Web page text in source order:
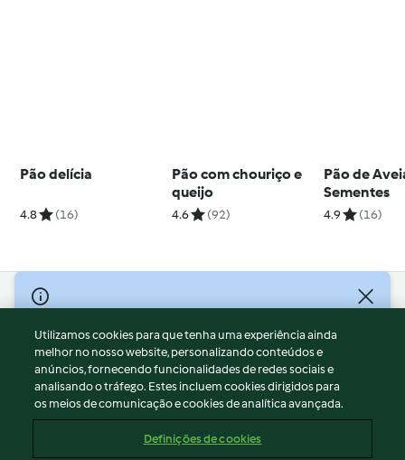
Pão delícia
4.8 (16)
Pão com chouriço e
queijo
4.6 (92)
Pão de
Sementes
4.9 (16)
© Copyright 2026
Termos de Utilização
Aviso sobre Proteção de Dados
Aviso
Apoio legal
Conteúdo do relatório
Utilizamos cookies para que tenha uma experiência ainda
melhor no nosso website, personalizando conteúdos e
anúncios, fornecendo funcionalidades de redes sociais e
analisando o tráfego. Estes incluem cookies dirigidos para
os meios de comunicação e cookies de analítica avançada.
Definições de cookies